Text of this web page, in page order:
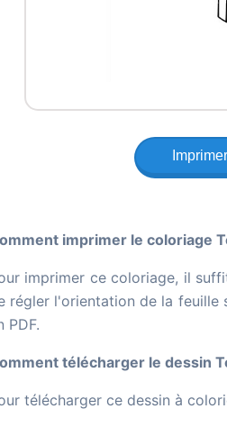
Imprimer
imprimer le coloriage
imprimer ce coloriage, il
régler l'orientation de la feuille
PDF.
télécharger le dessin
télécharger ce dessin à